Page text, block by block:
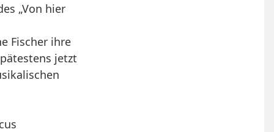
„Von hier
Fischer ihre
jetzt